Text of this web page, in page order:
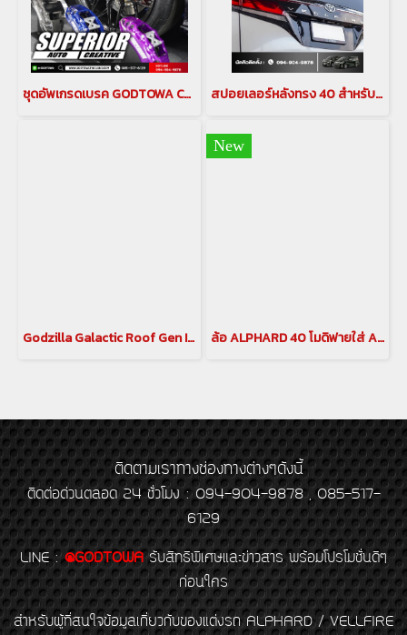
ชุดอัพเกรดเบรค GODTOWA CALIPER BREAK คาลิปเปอร์เบรก ดิสเบรค GODTOWA สำหรับรถยนต์ ALPHARD / VELLFIRE 30 รุ่นปี 2015-2022(copy)(copy) สปอยเลอร์หลังทรง 40 สำหรับ ALPHARD / VELLFIRE 30
Godzilla Galactic Roof Gen II หลังคาดาวสำหรับ อัลพาร์ด เวลไฟร์ ALPHARD/VELLFIRE 20 รุ่นปี 2008-2014 , ALPHARD/VELLFIRE 30 รุ่นปี 2015-2023(copy)(copy)
New
ล้อ ALPHARD 40 โมดิฟายใส่ ALPHARD 30
ติดตามเราทางช่องทางต่างๆดังนี้
ติดต่อด่วนตลอด 24 ชั่วโมง : 094-904-9878 , 085-517-
6129
LINE : @GODTOWA รับสิทธิพิเศษและข่าวสาร พร้อมโปรโมชั่นดีๆ
ก่อนใคร
สำหรับผู้ที่สนใจข้อมูลเกี่ยวกับของแต่งรถ ALPHARD / VELLFIRE